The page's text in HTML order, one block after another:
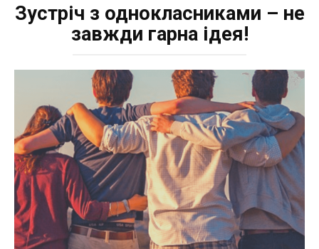
Зустріч з однокласниками – не
завжди гарна ідея!